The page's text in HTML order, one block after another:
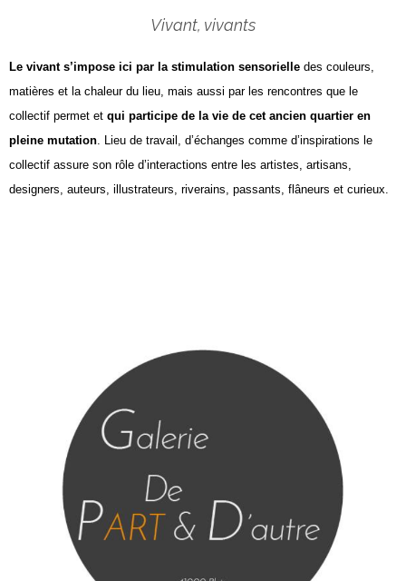
Vivant, vivants
Le vivant s’impose ici par la stimulation sensorielle des couleurs,
matières et la chaleur du lieu, mais aussi par les rencontres que le
collectif permet et qui participe de la vie de cet ancien quartier en
pleine mutation . Lieu de travail, d’échanges comme d’inspirations le
collectif assure son rôle d’interactions entre les artistes, artisans,
designers, auteurs, illustrateurs, riverains, passants, flâneurs et curieux.